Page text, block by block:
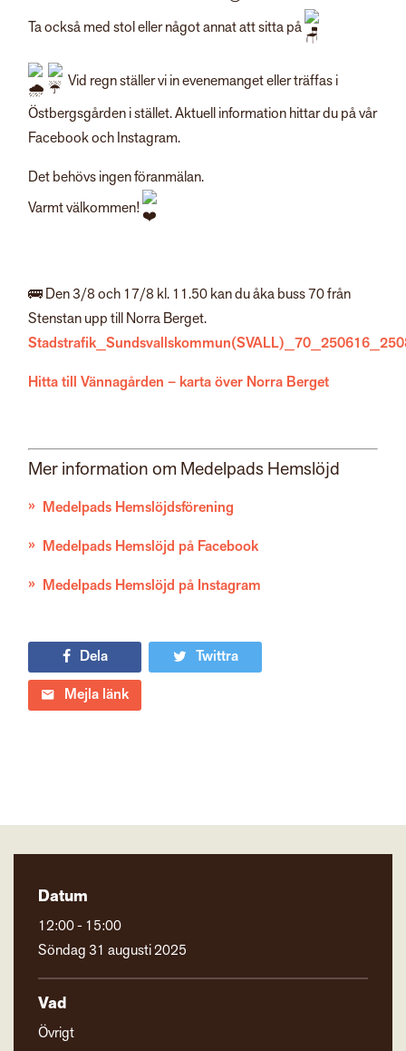
Ta också med stol eller något annat att sitta på
Vid regn ställer vi in evenemanget eller träffas i
Östbergsgården i stället. Aktuell information hittar du på vår
Facebook och Instagram.
Det behövs ingen föranmälan.
Varmt välkommen!
🚌 Den 3/8 och 17/8 kl. 11.50 kan du åka buss 70 från
Stenstan upp till Norra Berget.
Hitta till Vännagården – karta över Norra Berget
Mer information om Medelpads Hemslöjd
Medelpads Hemslöjdsförening
Medelpads Hemslöjd på Facebook
Medelpads Hemslöjd på Instagram
Dela
Twittra
Mejla länk
Datum
12:00 - 15:00
Söndag 31 augusti 2025
Vad
Övrigt